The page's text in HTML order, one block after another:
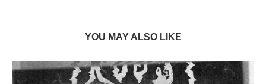
YOU MAY ALSO LIKE